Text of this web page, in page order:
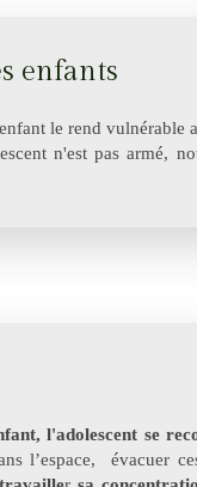
enfants
le rend vulnérable
n'est pas armé,
l'adolescent se
l’espace, évacuer